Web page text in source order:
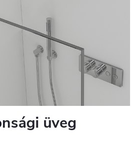
üveg